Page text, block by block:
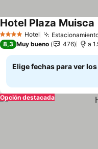
4 EstrellasHotel
Hotel Plaza Muisca
8,3 Muy bueno 476 a
Elige fechas para ver
Opción destacada